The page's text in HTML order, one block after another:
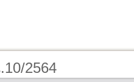
2564